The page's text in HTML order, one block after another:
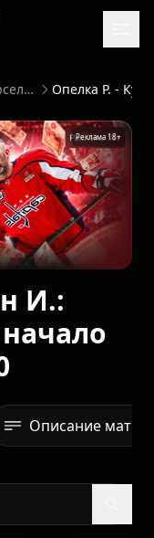
ATP500. Барселона. Испания
Реклама 18+
И.:
Описание матча